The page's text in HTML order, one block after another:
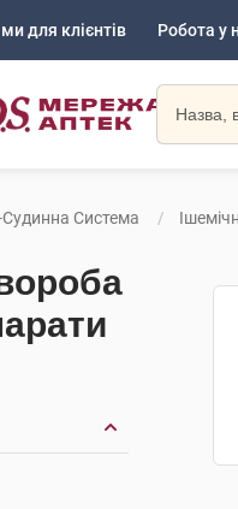
для клієнтів Робота у
Система